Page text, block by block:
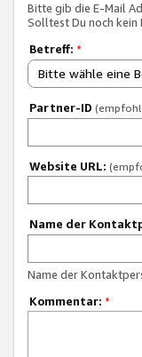
Bitte gib die E-Mail
Solltest Du noch kein
Betreff: *
Bitte wähle eine
Partner-ID
Website URL:
Name der
Name der
Kommentar: *